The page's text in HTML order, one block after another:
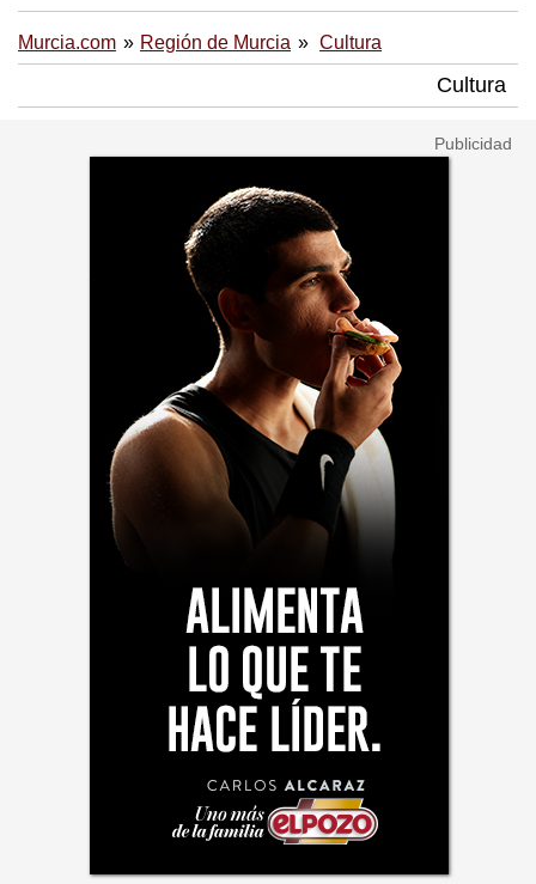
Murcia.com Región de Murcia Cultura
Cultura